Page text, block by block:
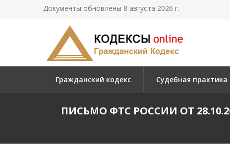
Документы обновлены 8 августа 2026 г.
Гражданский кодекс Судебная практика
ПИСЬМО ФТС РОССИИ ОТ